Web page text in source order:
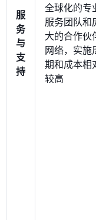
服
务
与
支
持
全球化的专
服务团队和
大的合作伙
网络，实施
期和成本相
较高